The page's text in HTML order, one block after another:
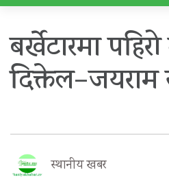
बर्खेटारमा
स्थानीय खबर